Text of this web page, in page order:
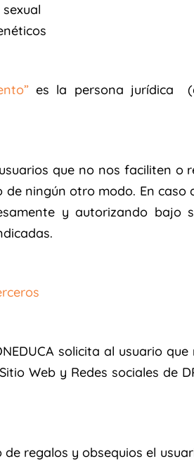
es la persona jurídica
que no nos faciliten
de ningún otro modo. En
y autorizando bajo
solicita al usuario
Web y Redes sociales de
regalos y obsequios el